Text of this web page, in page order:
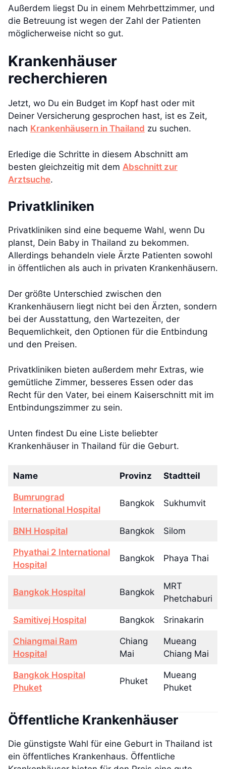
Außerdem liegst Du in einem Mehrbettzimmer, und
die Betreuung ist wegen der Zahl der Patienten
möglicherweise nicht so gut.
Krankenhäuser
recherchieren
Jetzt, wo Du ein Budget im Kopf hast oder mit
Deiner Versicherung gesprochen hast, ist es Zeit,
nach Krankenhäusern in Thailand zu suchen.
Erledige die Schritte in diesem Abschnitt am
besten gleichzeitig mit dem Abschnitt zur
Arztsuche.
Privatkliniken
Privatkliniken sind eine bequeme Wahl, wenn Du
planst, Dein Baby in Thailand zu bekommen.
Allerdings behandeln viele Ärzte Patienten sowohl
in öffentlichen als auch in privaten Krankenhäusern.
Der größte Unterschied zwischen den
Krankenhäusern liegt nicht bei den Ärzten, sondern
bei der Ausstattung, den Wartezeiten, der
Bequemlichkeit, den Optionen für die Entbindung
und den Preisen.
Privatkliniken bieten außerdem mehr Extras, wie
gemütliche Zimmer, besseres Essen oder das
Recht für den Vater, bei einem Kaiserschnitt mit im
Entbindungszimmer zu sein.
Unten findest Du eine Liste beliebter
Krankenhäuser in Thailand für die Geburt.
Name Provinz Stadtteil
Bumrungrad
International Hospital
Bangkok Sukhumvit
BNH Hospital Bangkok Silom
Phyathai 2 International
Hospital
Bangkok Phaya Thai
Bangkok Hospital Bangkok
MRT
Phetchaburi
Samitivej Hospital Bangkok Srinakarin
Chiangmai Ram
Hospital
Chiang
Mai
Mueang
Chiang Mai
Bangkok Hospital
Phuket
Phuket
Mueang
Phuket
Öffentliche Krankenhäuser
Die günstigste Wahl für eine Geburt in Thailand ist
ein öffentliches Krankenhaus. Öffentliche